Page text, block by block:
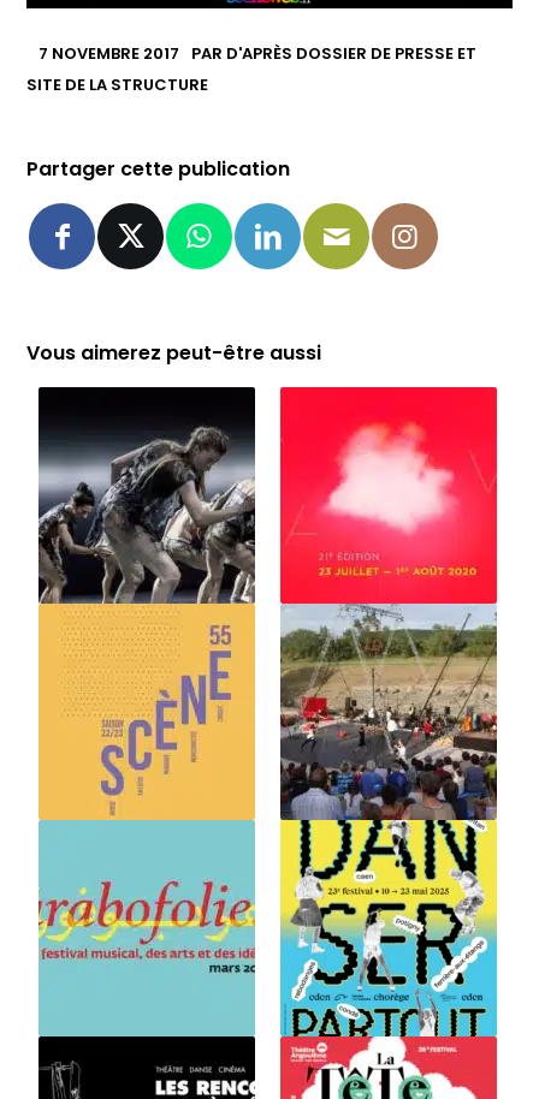
7 NOVEMBRE 2017 PAR D'APRÈS DOSSIER DE PRESSE ET
SITE DE LA STRUCTURE
Partager cette publication
Vous aimerez peut-être aussi